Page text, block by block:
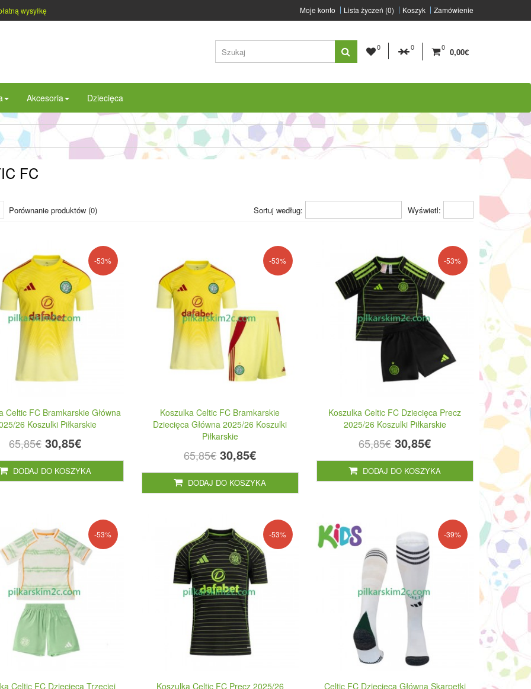
wysyłkę Moje konto Lista życzeń (0) Koszyk Zamówienie
0 0 0 0,00€
Akcesoria Dziecięca
FC
Wyświetl:
Sortuj według:
Porównanie produktów (0)
-53%
Celtic FC Bramkarskie Główna
26 Koszulki Piłkarskie
65,85€ 30,85€
DODAJ DO KOSZYKA
-53%
Koszulka Celtic FC Bramkarskie
Dziecięca Główna 2025/26 Koszulki
Piłkarskie
65,85€ 30,85€
DODAJ DO KOSZYKA
-53%
Koszulka Celtic FC Dziecięca Precz
2025/26 Koszulki Piłkarskie
65,85€ 30,85€
DODAJ DO KOSZYKA
-53%
Celtic FC Dziecięca Trzeciej
-53%
Koszulka Celtic FC Precz 2025/26
-39%
Celtic FC Dziecięca Główna Skarpetki